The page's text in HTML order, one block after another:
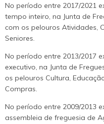
No período entre 2017/2021
tempo inteiro, na Junta de
com os pelouros Atividades,
Seniores.
No período entre 2013/2017
executivo, na Junta de
os pelouros Cultura,
Compras.
No período entre 2009/2013
assembleia de freguesia de